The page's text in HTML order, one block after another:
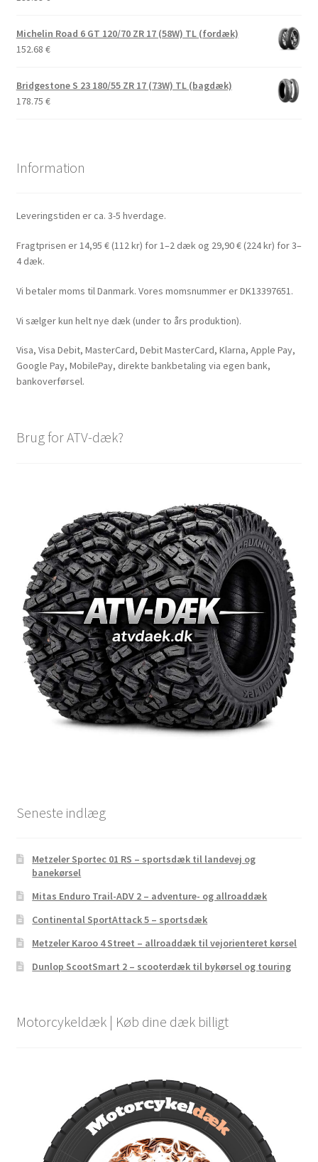
Michelin Road 6 GT 120/70 ZR 17 (58W) TL (fordæk)
152.68 €
Bridgestone S 23 180/55 ZR 17 (73W) TL (bagdæk)
178.75 €
Information
Leveringstiden er ca. 3-5 hverdage.
Fragtprisen er 14,95 € (112 kr) for 1–2 dæk og 29,90 € (224 kr) for 3–
4 dæk.
Vi betaler moms til Danmark. Vores momsnummer er DK13397651.
Vi sælger kun helt nye dæk (under to års produktion).
Visa, Visa Debit, MasterCard, Debit MasterCard, Klarna, Apple Pay,
Google Pay, MobilePay, direkte bankbetaling via egen bank,
bankoverførsel.
Brug for ATV-dæk?
Seneste indlæg
Metzeler Sportec 01 RS – sportsdæk til landevej og
banekørsel
Mitas Enduro Trail-ADV 2 – adventure- og allroaddæk
Continental SportAttack 5 – sportsdæk
Metzeler Karoo 4 Street – allroaddæk til vejorienteret kørsel
Dunlop ScootSmart 2 – scooterdæk til bykørsel og touring
Motorcykeldæk | Køb dine dæk billigt